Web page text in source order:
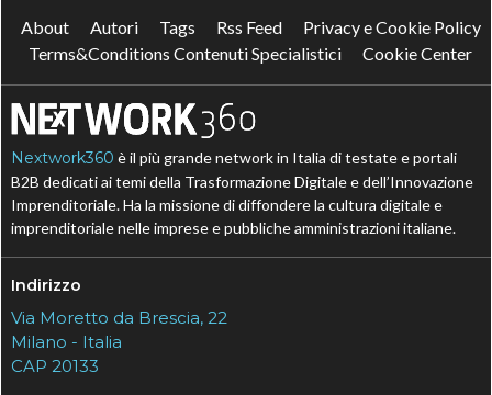
About Autori Tags Rss Feed
Privacy e Cookie Policy
Terms&Conditions Contenuti Specialistici
Cookie Center
Nextwork360 è il più grande network in Italia di testate e portali
B2B dedicati ai temi della Trasformazione Digitale e dell’Innovazione
Imprenditoriale. Ha la missione di diffondere la cultura digitale e
imprenditoriale nelle imprese e pubbliche amministrazioni italiane.
Indirizzo
Via Moretto da Brescia, 22
Milano - Italia
CAP 20133